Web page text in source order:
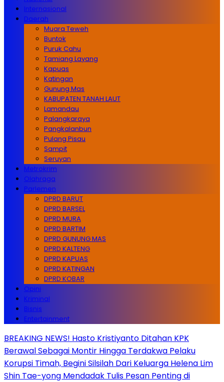
Internasional
Daerah
Muara Teweh
Buntok
Puruk Cahu
Tamiang Layang
Kapuas
Katingan
Gunung Mas
KABUPATEN TANAH LAUT
Lamandau
Palangkaraya
Pangkalanbun
Pulang Pisau
Sampit
Seruyan
Metrokrim
Olahraga
Parlemen
DPRD BARUT
DPRD BARSEL
DPRD MURA
DPRD BARTIM
DPRD GUNUNG MAS
DPRD KALTENG
DPRD KAPUAS
DPRD KATINGAN
DPRD KOBAR
Opini
Kriminal
Bisnis
Entertainment
BREAKING NEWS! Hasto Kristiyanto Ditahan KPK
Berawal Sebagai Montir Hingga Terdakwa Pelaku
Korupsi Timah, Begini Silsilah Dari Keluarga Helena Lim
Shin Tae-yong Mendadak Tulis Pesan Penting di